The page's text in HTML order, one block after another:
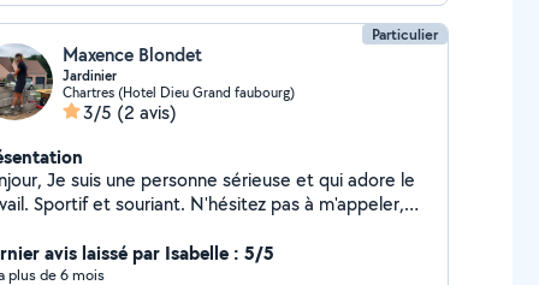
Particulier
Maxence Blondet
Jardinier
Chartres (Hotel Dieu Grand faubourg)
3/5 (2 avis)
sérieuse et qui adore le
Sportif et souriant. N'hésitez pas à m'appeler,
avis laissé par Isabelle : 5/5
plus de 6 mois